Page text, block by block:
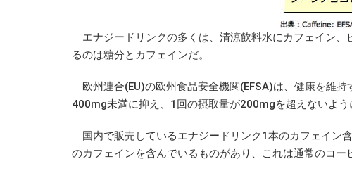
エナジードリンクの多くは、清涼飲料水にカフェイン
るのは糖分とカフェインだ。
欧州連合(EU)の欧州食品安全機関(EFSA)は、健康を維
400mg未満に抑え、1回の摂取量が200mgを超えないよう
国内で販売しているエナジードリンク1本のカフェイ
のカフェインを含んでいるものがあり、これは通常のコ